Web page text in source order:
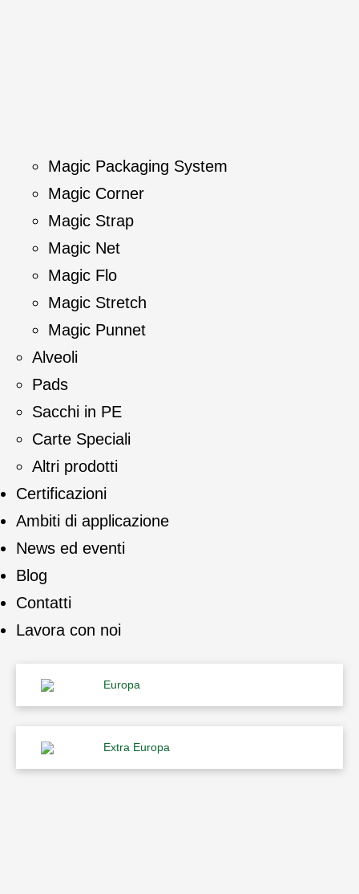
Magic Packaging System
Magic Corner
Magic Strap
Magic Net
Magic Flo
Magic Stretch
Magic Punnet
Alveoli
Pads
Sacchi in PE
Carte Speciali
Altri prodotti
Certificazioni
Ambiti di applicazione
News ed eventi
Blog
Contatti
Lavora con noi
Europa
Extra Europa